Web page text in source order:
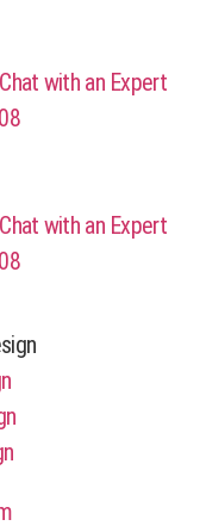
Chat with an Expert
Chat with an Expert